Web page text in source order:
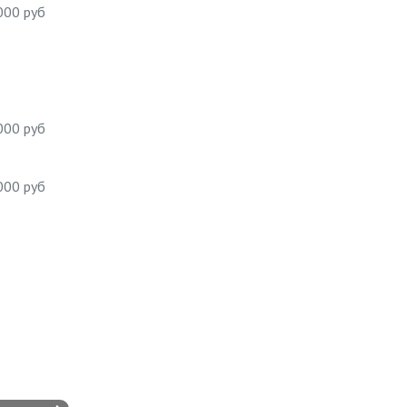
руб
руб
руб